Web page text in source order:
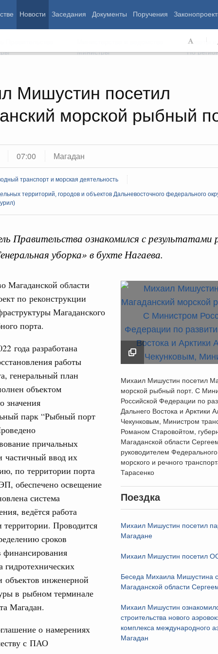
Новости Заседания Документы Поручения
Мишустин посетил
морской рыбный
07:00 Магадан
транспорт и морская деятельность
территорий, городов и объектов Дальневосточного федерального
Правительства ознакомился с результатами
уборка» в бухте Нагаева.
Магаданский
порт. С Министром
Федерации по
Дальнего Востока и
Алексеем
Министром
Романом
губернатором
области Сергеем
руководителем
агентства морского и
транспорта Андреем
Тарасенко
Михаил Мишустин посетил
морской рыбный порт. С
Российской Федерации по
Дальнего Востока и Арктики
Чекунковым, Министром
Романом Старовойтом,
Магаданской области
руководителем Федерального
морского и речного
Тарасенко
Поездка
Михаил Мишустин посетил
Магадане
Михаил Мишустин посетил
Беседа Михаила Мишустина
Магаданской области
Михаил Мишустин
строительства нового
комплекса международного
Магадан
Магаданской области
по реконструкции
Магаданского
порта.
года разработана
работы
генеральный план
объектом
значения
парк “Рыбный порт
причальных
частичный ввод их
по территории порта
обеспечено освещение
система
ведётся работа
Проводится
сроков
финансирования
гидротехнических
объектов инженерной
в рыбном терминале
Магадан.
о намерениях
с ПАО
Правительства
Министры
Советы и
По
Занятость и труд
Технологическое развитие
Социальные услуги
Экология
Жильё и
Национальные проекты
среда
ЖКХ обновлено в России при участии
ОЭЗ. ТОР. Моногорода
реализации проектов института
округе
молодёжи сформировал целое
себя ответственность за будущее
для жизни»
на юге России вырос почти на треть
система. Недвижимость. Оценочная деятельность
в управление «ДОМ.РФ»
в России вырос на 4,3%, въездной –
по ситуации на топливном рынке
развития территорий в
в городах ДНР
и поддержки занятости
стратегической сессии,
10
17
24
31
С
Для